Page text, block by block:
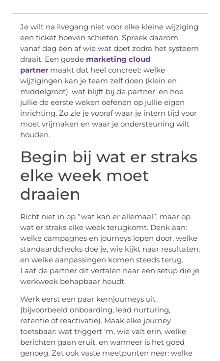
Je wilt na livegang niet voor elke kleine wijziging
een ticket hoeven schieten. Spreek daarom
vanaf dag één af wie wat doet zodra het systeem
draait. Een goede marketing cloud
partner maakt dat heel concreet: welke
wijzigingen kan je team zelf doen (klein en
middelgroot), wat blijft bij de partner, en hoe
jullie de eerste weken oefenen op jullie eigen
inrichting. Zo zie je vooraf waar je intern tijd voor
moet vrijmaken en waar je ondersteuning wilt
houden.
Begin bij wat er straks
elke week moet
draaien
Richt niet in op “wat kan er allemaal”, maar op
wat er straks elke week terugkomt. Denk aan:
welke campagnes en journeys lopen door, welke
standaardchecks doe je, wie kijkt naar resultaten,
en welke aanpassingen komen steeds terug.
Laat de partner dit vertalen naar een setup die je
werkweek behapbaar houdt.
Werk eerst een paar kernjourneys uit
(bijvoorbeeld onboarding, lead nurturing,
retentie of reactivatie). Maak elke journey
toetsbaar: wat triggert ‘m, wie valt erin, welke
berichten gaan eruit, en wanneer is het goed
genoeg. Zet ook vaste meetpunten neer: welke